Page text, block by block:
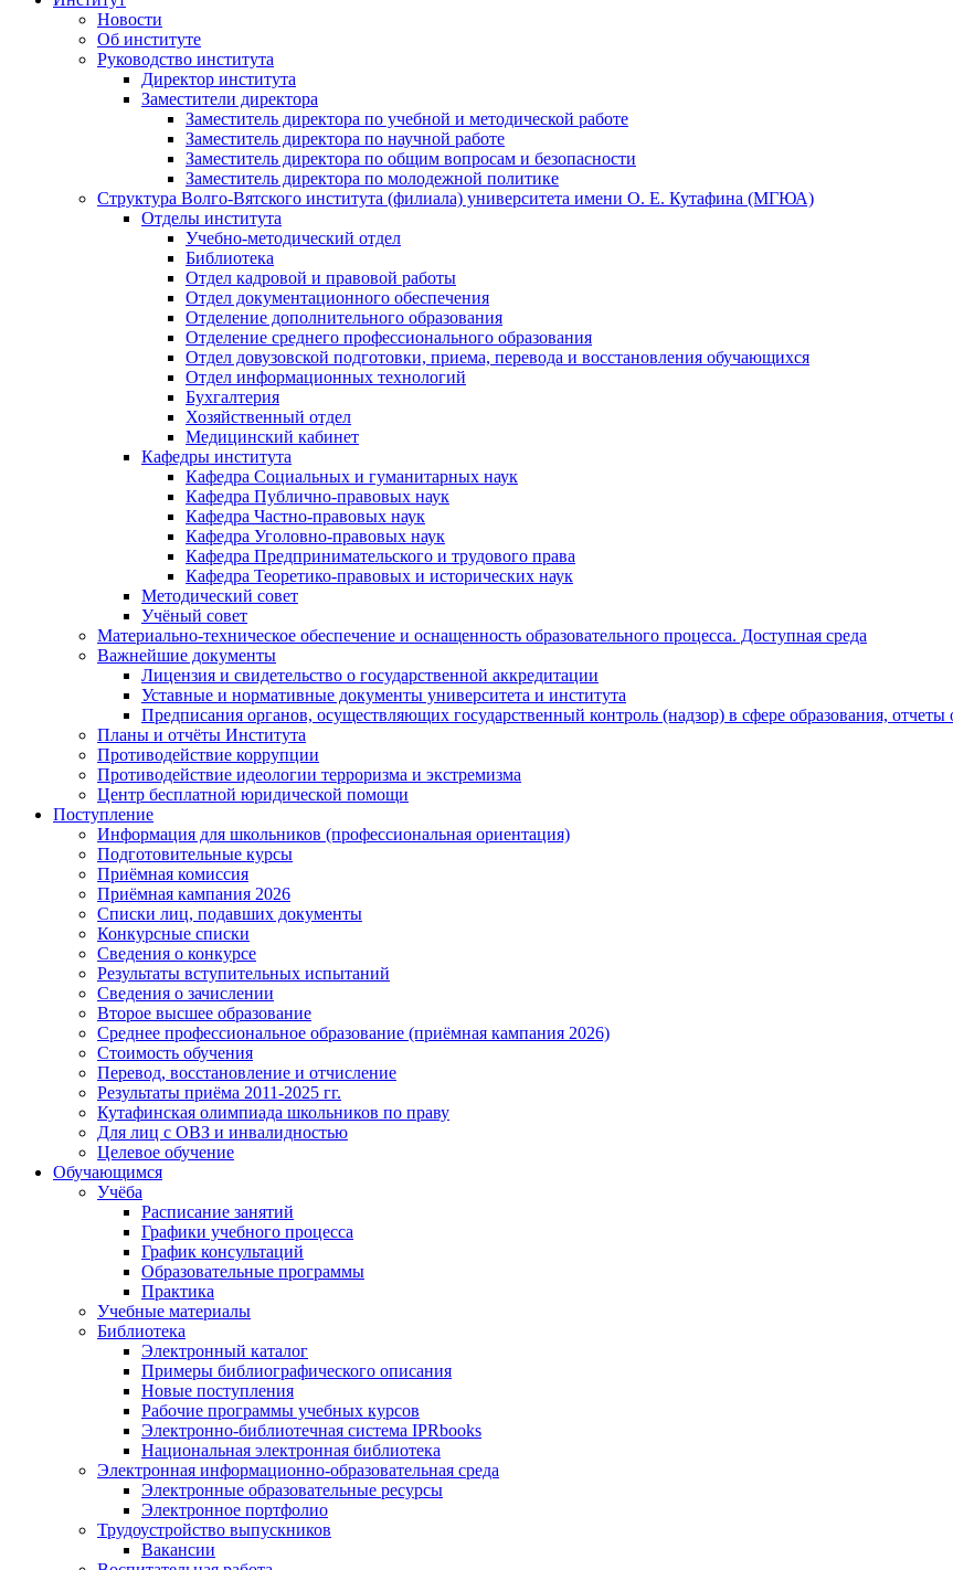
Новости
Об институте
Руководство института
Директор института
Заместители директора
Заместитель директора по учебной и методической работе
Заместитель директора по научной работе
Заместитель директора по общим вопросам и безопасности
Заместитель директора по молодежной политике
Структура Волго-Вятского института (филиала) университета имени О. Е. Кутафина (МГЮА)
Отделы института
Учебно-методический отдел
Библиотека
Отдел кадровой и правовой работы
Отдел документационного обеспечения
Отделение дополнительного образования
Отделение среднего профессионального образования
Отдел довузовской подготовки, приема, перевода и восстановления обучающихся
Отдел информационных технологий
Бухгалтерия
Хозяйственный отдел
Медицинский кабинет
Кафедры института
Кафедра Социальных и гуманитарных наук
Кафедра Публично-правовых наук
Кафедра Частно-правовых наук
Кафедра Уголовно-правовых наук
Кафедра Предпринимательского и трудового права
Кафедра Теоретико-правовых и исторических наук
Методический совет
Учёный совет
Материально-техническое обеспечение и оснащенность образовательного процесса. Доступная среда
Важнейшие документы
Лицензия и свидетельство о государственной аккредитации
Уставные и нормативные документы университета и института
Предписания органов, осуществляющих государственный контроль (надзор) в сфере образования,
Планы и отчёты Института
Противодействие коррупции
Противодействие идеологии терроризма и экстремизма
Центр бесплатной юридической помощи
Поступление
Информация для школьников (профессиональная ориентация)
Подготовительные курсы
Приёмная комиссия
Приёмная кампания 2026
Списки лиц, подавших документы
Конкурсные списки
Сведения о конкурсе
Результаты вступительных испытаний
Сведения о зачислении
Второе высшее образование
Среднее профессиональное образование (приёмная кампания 2026)
Стоимость обучения
Перевод, восстановление и отчисление
Результаты приёма 2011-2025 гг.
Кутафинская олимпиада школьников по праву
Для лиц с ОВЗ и инвалидностью
Целевое обучение
Обучающимся
Учёба
Расписание занятий
Графики учебного процесса
График консультаций
Образовательные программы
Практика
Учебные материалы
Библиотека
Электронный каталог
Примеры библиографического описания
Новые поступления
Рабочие программы учебных курсов
Электронно-библиотечная система IPRbooks
Национальная электронная библиотека
Электронная информационно-образовательная среда
Электронные образовательные ресурсы
Электронное портфолио
Трудоустройство выпускников
Вакансии